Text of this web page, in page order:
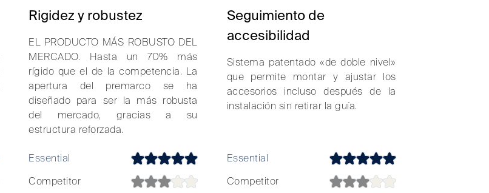
Rigidez y robustez
EL PRODUCTO MÁS ROBUSTO DEL
MERCADO. Hasta un 70% más
rígido que el de la competencia. La
apertura del premarco se ha
diseñado para ser la más robusta
del mercado, gracias a su
estructura reforzada.
Essential
Competitor
Seguimiento de
accesibilidad
Sistema patentado «de doble nivel»
que permite montar y ajustar los
accesorios incluso después de la
instalación sin retirar la guía.
Essential
Competitor